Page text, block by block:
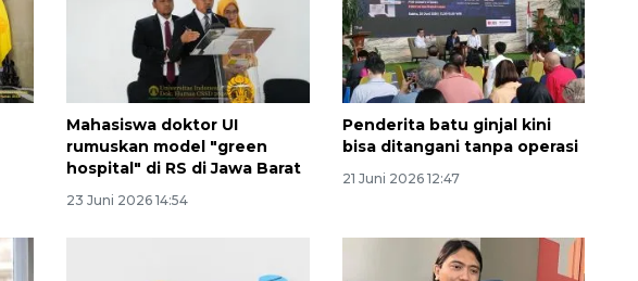
Mahasiswa doktor UI
rumuskan model "green
hospital" di RS di Jawa Barat
23 Juni 2026 14:54
Penderita batu ginjal kini
bisa ditangani tanpa operasi
21 Juni 2026 12:47
Ekspedisi Rupiah Berdaulat
2026 sambangi Papua